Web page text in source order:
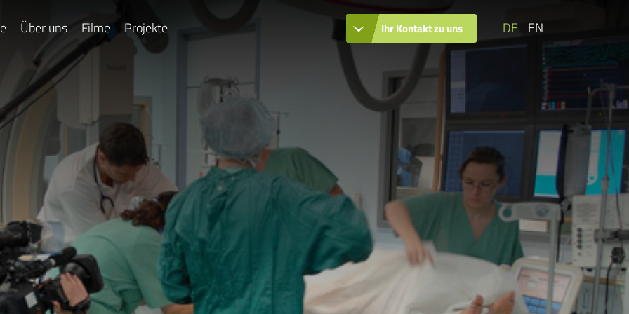
Ihr Kontakt zu uns
Über uns Filme Projekte EN
DE